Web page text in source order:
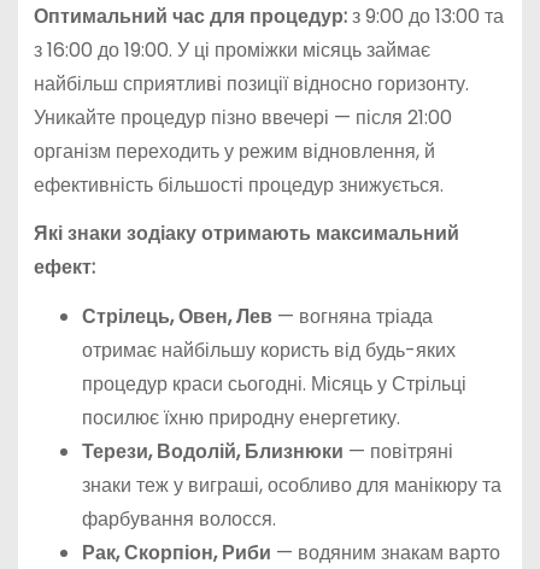
Оптимальний час для процедур:з 9:00 до 13:00 та
з 16:00 до 19:00. У ці проміжки місяць займає
найбільш сприятливі позиції відносно горизонту.
Уникайте процедур пізно ввечері — після 21:00
організм переходить у режим відновлення, й
ефективність більшості процедур знижується.
Які знаки зодіаку отримають максимальний
ефект:
Стрілець, Овен, Лев— вогняна тріада
отримає найбільшу користь від будь-яких
процедур краси сьогодні. Місяць у Стрільці
посилює їхню природну енергетику.
Терези, Водолій, Близнюки — повітряні
знаки теж у виграші, особливо для манікюру та
фарбування волосся.
Рак, Скорпіон, Риби — водяним знакам варто